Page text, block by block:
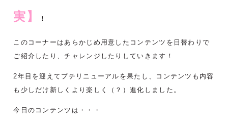
実】
！
このコーナーはあらかじめ用意したコンテンツを日替わりで
ご紹介したり、チャレンジしたりしていきます！
2年目を迎えてプチリニューアルを果たし、コンテンツも内容
も少しだけ新しくより楽しく（？）進化しました。
今日のコンテンツは・・・